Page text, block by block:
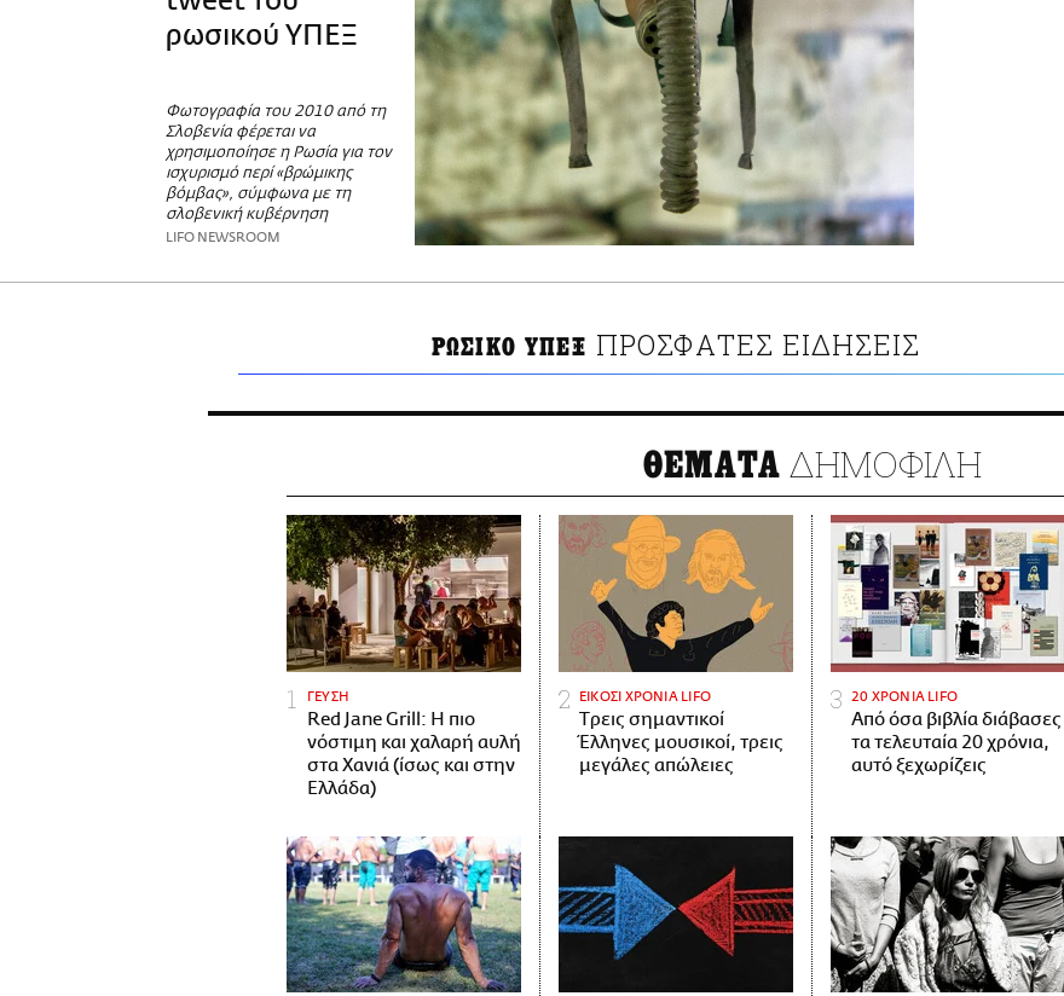
ρωσικού ΥΠΕΞ
Φωτογραφία του 2010 από τη
Σλοβενία φέρεται να
χρησιμοποίησε η Ρωσία για τον
ισχυρισμό περί «βρώμικης
βόμβας», σύμφωνα με τη
σλοβενική κυβέρνηση
LIFO NEWSROOM
ΡΩΣΙΚΟ ΥΠΕΞ ΠΡΟΣΦΑΤΕΣ ΕΙΔΗΣΕΙΣ
ΘΕΜΑΤΑ ΔΗΜΟΦΙΛΗ
ΓΕΥΣΗ
Red Jane Grill: Η πιο
νόστιμη και χαλαρή αυλή
στα Χανιά (ίσως και στην
Ελλάδα)
ΕΙΚΟΣΙ ΧΡΟΝΙΑ LIFO
Tρεις σημαντικοί
Έλληνες μουσικοί, τρεις
μεγάλες απώλειες
20 ΧΡΟΝΙΑ LIFO
Από όσα βιβλία διάβασες
τα τελευταία 20 χρόνια,
αυτό ξεχωρίζεις